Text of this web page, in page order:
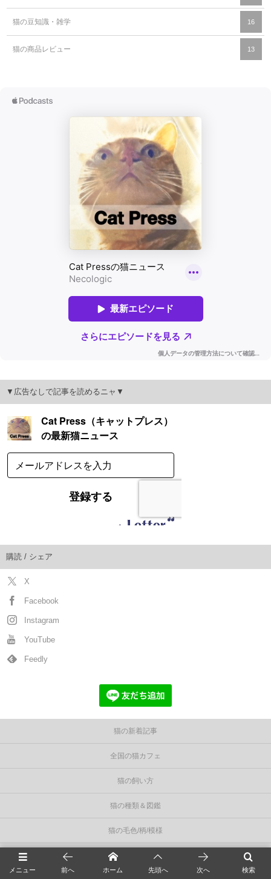
猫の豆知識・雑学 16
猫の商品レビュー 13
▼広告なしで記事を読めるニャ▼
購読 / シェア
X
Facebook
Instagram
YouTube
Feedly
猫の新着記事
全国の猫カフェ
猫の飼い方
猫の種類＆図鑑
猫の毛色/柄/模様
猫の知識＆雑学
メニュー 検索
前へ ホーム 先頭へ 次へ